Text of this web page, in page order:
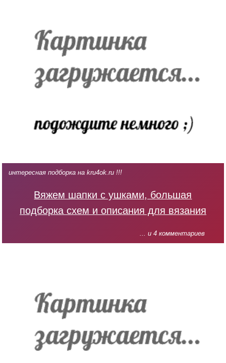
интересная подборка на kru4ok.ru !!!
Вяжем шапки с ушками, большая
подборка схем и описания для вязания
... и 4 комментариев